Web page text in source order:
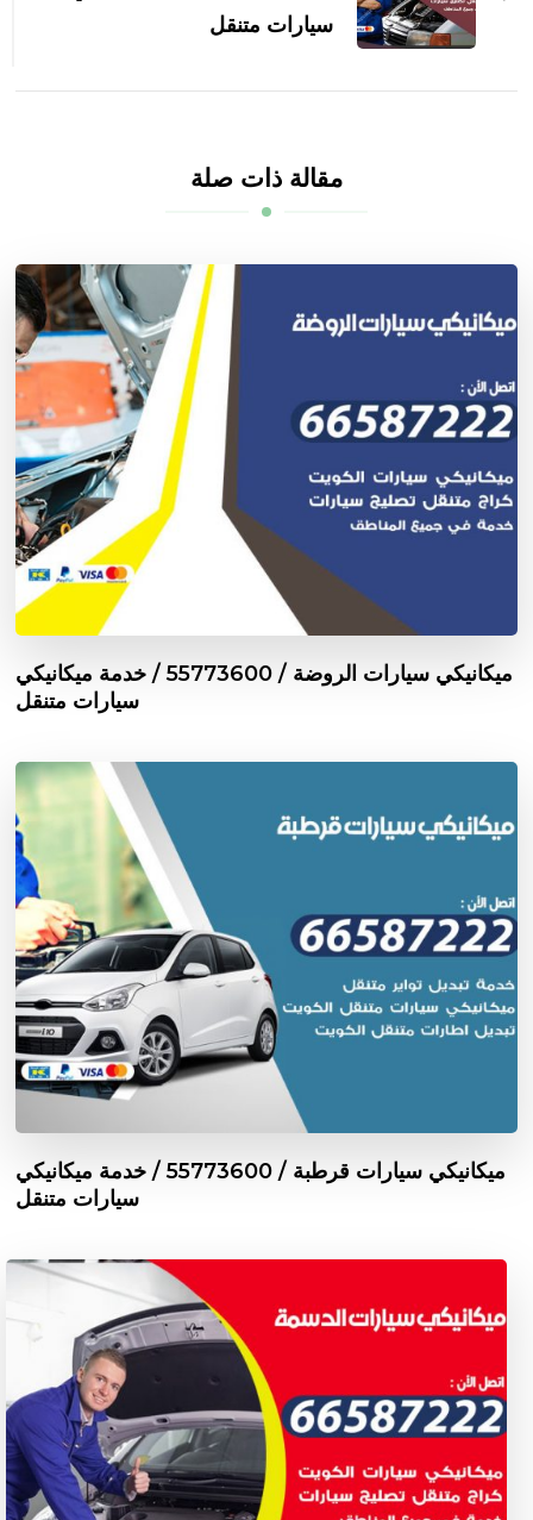
سيارات متنقل
مقالة ذات صلة
ميكانيكي سيارات الروضة / 55773600‬ / خدمة ميكانيكي
سيارات متنقل
ميكانيكي سيارات قرطبة / 55773600‬ / خدمة ميكانيكي
سيارات متنقل